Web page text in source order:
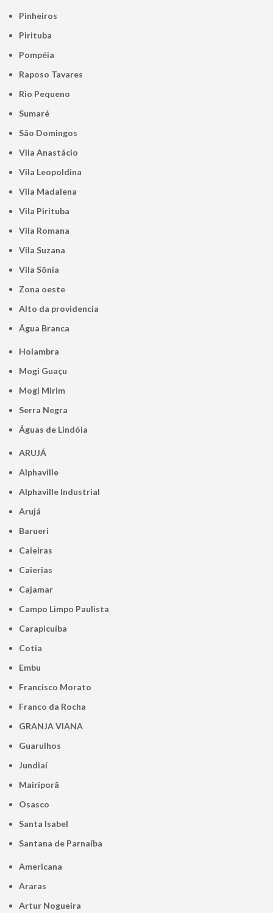
Pinheiros
Pirituba
Pompéia
Raposo Tavares
Rio Pequeno
Sumaré
São Domingos
Vila Anastácio
Vila Leopoldina
Vila Madalena
Vila Pirituba
Vila Romana
Vila Suzana
Vila Sônia
Zona oeste
alto da providencia
Água Branca
Holambra
Mogi Guaçu
Mogi Mirim
Serra Negra
Águas de Lindóia
ARUJÁ
Alphaville
Alphaville Industrial
Arujá
Barueri
Caieiras
Caierias
Cajamar
Campo Limpo Paulista
Carapicuíba
Cotia
Embu
Francisco Morato
Franco da Rocha
GRANJA VIANA
Guarulhos
Jundiaí
Mairiporã
Osasco
Santa Isabel
Santana de Parnaíba
Americana
Araras
Artur Nogueira